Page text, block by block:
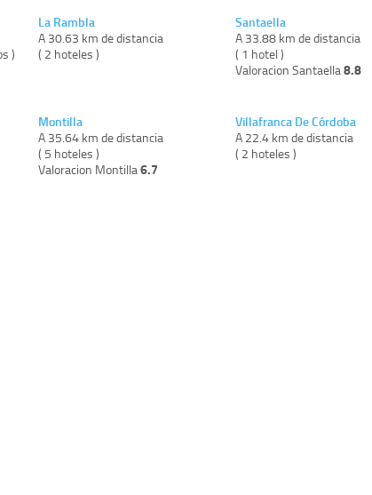
)
La Rambla
A 30.63 km de distancia
( 2 hoteles )
Montilla
A 35.64 km de distancia
( 5 hoteles )
Valoracion Montilla 6.7
Santaella
A 33.88 km de distancia
( 1 hotel )
Valoracion Santaella8.8
Villafranca De Córdoba
A 22.4 km de distancia
( 2 hoteles )